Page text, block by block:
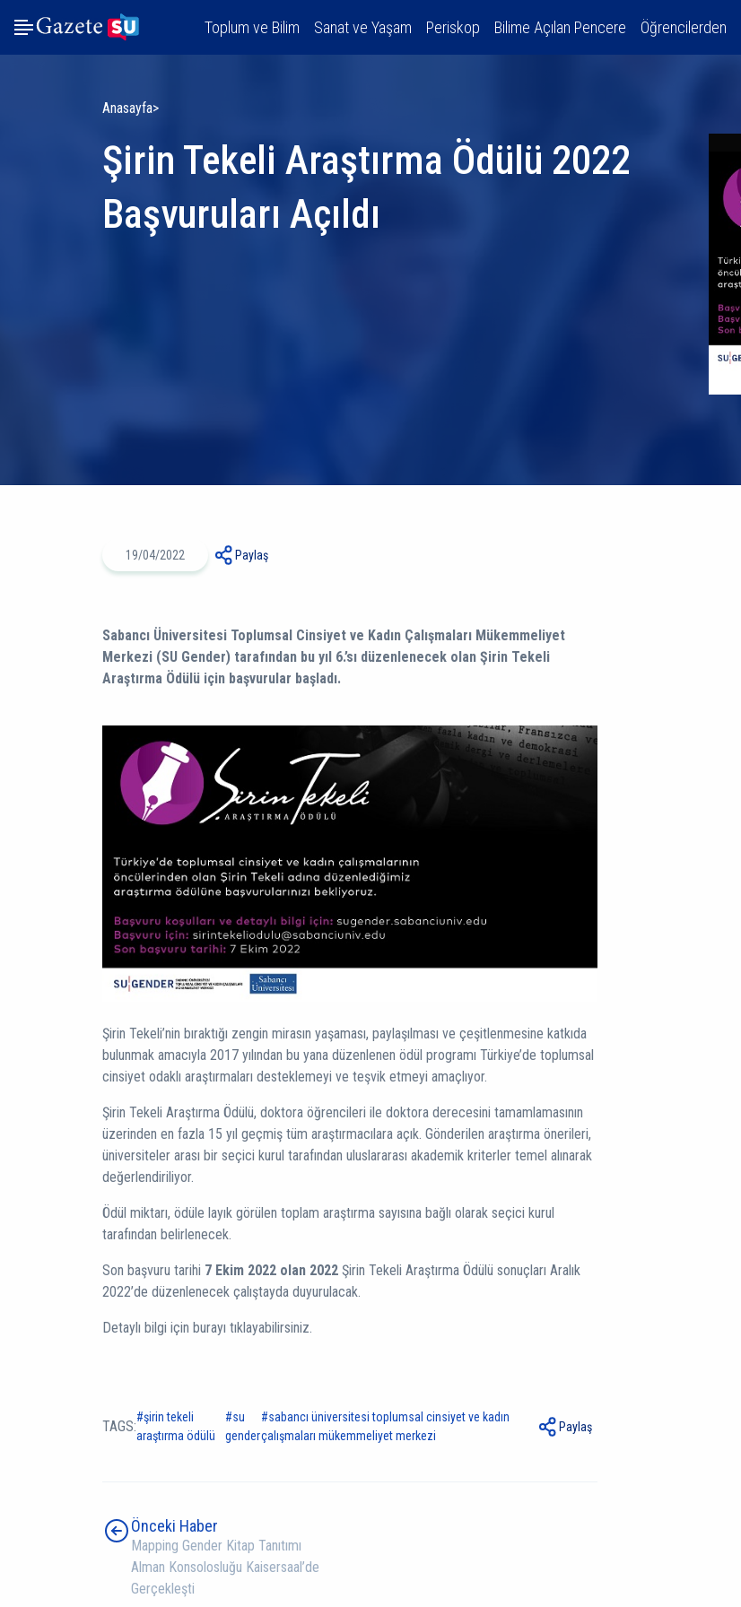
Toplum ve Bilim Sanat ve Yaşam Periskop Bilime Açılan Pencere Öğrencilerden
Anasayfa
Şirin Tekeli Araştırma Ödülü 2022
Başvuruları Açıldı
19/04/2022 Paylaş
Sabancı Üniversitesi Toplumsal Cinsiyet ve Kadın Çalışmaları Mükemmeliyet
Merkezi (SU Gender) tarafından bu yıl 6.’sı düzenlenecek olan Şirin Tekeli
Araştırma Ödülü için başvurular başladı.
Şirin Tekeli’nin bıraktığı zengin mirasın yaşaması, paylaşılması ve çeşitlenmesine katkıda
bulunmak amacıyla 2017 yılından bu yana düzenlenen ödül programı Türkiye’de toplumsal
cinsiyet odaklı araştırmaları desteklemeyi ve teşvik etmeyi amaçlıyor.
Şirin Tekeli Araştırma Ödülü, doktora öğrencileri ile doktora derecesini tamamlamasının
üzerinden en fazla 15 yıl geçmiş tüm araştırmacılara açık. Gönderilen araştırma önerileri,
üniversiteler arası bir seçici kurul tarafından uluslararası akademik kriterler temel alınarak
değerlendiriliyor.
Ödül miktarı, ödüle layık görülen toplam araştırma sayısına bağlı olarak seçici kurul
tarafından belirlenecek.
Son başvuru tarihi 7 Ekim 2022 olan 2022 Şirin Tekeli Araştırma Ödülü sonuçları Aralık
2022’de düzenlenecek çalıştayda duyurulacak.
Detaylı bilgi için burayı tıklayabilirsiniz.
TAGS:
şirin tekeli
araştırma ödülü
su
gender
sabancı üniversitesi toplumsal cinsiyet ve kadın
çalışmaları mükemmeliyet merkezi
Paylaş
Önceki Haber
Mapping Gender Kitap Tanıtımı
Alman Konsolosluğu Kaisersaal’de
Gerçekleşti